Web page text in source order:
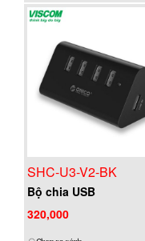
SHC-U3-V2-BK
Bộ chia USB
320,000